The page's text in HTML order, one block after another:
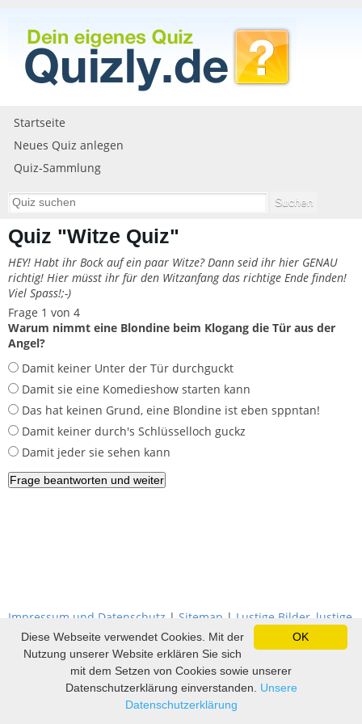
Startseite
Neues Quiz anlegen
Quiz-Sammlung
Quiz "Witze Quiz"
HEY! Habt ihr Bock auf ein paar Witze? Dann seid ihr hier GENAU
richtig! Hier müsst ihr für den Witzanfang das richtige Ende finden!
Viel Spass!;-)
Frage 1 von 4
Warum nimmt eine Blondine beim Klogang die Tür aus der
Angel?
Damit keiner Unter der Tür durchguckt
Damit sie eine Komedieshow starten kann
Das hat keinen Grund, eine Blondine ist eben sppntan!
Damit keiner durch's Schlüsselloch guckz
Damit jeder sie sehen kann
Impressum und Datenschutz | Sitemap | Lustige Bilder, lustige
Videos und Witze |Witze| Sprüche |Fußball Tippspiel
OK
Diese Webseite verwendet Cookies. Mit der
Nutzung unserer Website erklären Sie sich
mit dem Setzen von Cookies sowie unserer
Datenschutzerklärung einverstanden. Unsere
Datenschutzerklärung